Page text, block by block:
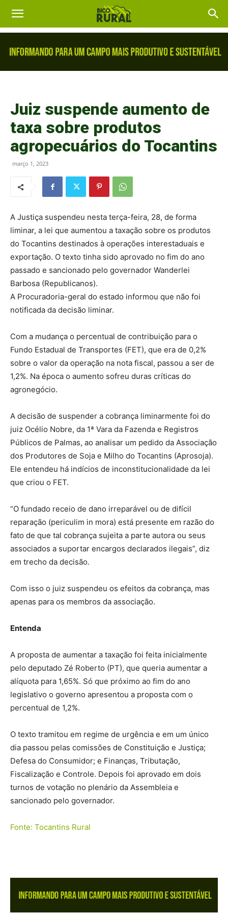
Juiz suspende aumento de
taxa sobre produtos
agropecuários do Tocantins
março 1, 2023
A Justiça suspendeu nesta terça-feira, 28, de forma
liminar, a lei que aumentou a taxação sobre os produtos
do Tocantins destinados à operações interestaduais e
exportação. O texto tinha sido aprovado no fim do ano
passado e sancionado pelo governador Wanderlei
Barbosa (Republicanos).
A Procuradoria-geral do estado informou que não foi
notificada da decisão liminar.
Com a mudança o percentual de contribuição para o
Fundo Estadual de Transportes (FET), que era de 0,2%
sobre o valor da operação na nota fiscal, passou a ser de
1,2%. Na época o aumento sofreu duras críticas do
agronegócio.
A decisão de suspender a cobrança liminarmente foi do
juiz Océlio Nobre, da 1ª Vara da Fazenda e Registros
Públicos de Palmas, ao analisar um pedido da Associação
dos Produtores de Soja e Milho do Tocantins (Aprosoja).
Ele entendeu há indícios de inconstitucionalidade da lei
que criou o FET.
“O fundado receio de dano irreparável ou de difícil
reparação (periculim in mora) está presente em razão do
fato de que tal cobrança sujeita a parte autora ou seus
associados a suportar encargos declarados ilegais”, diz
em trecho da decisão.
Com isso o juiz suspendeu os efeitos da cobrança, mas
apenas para os membros da associação.
Entenda
A proposta de aumentar a taxação foi feita inicialmente
pelo deputado Zé Roberto (PT), que queria aumentar a
alíquota para 1,65%. Só que próximo ao fim do ano
legislativo o governo apresentou a proposta com o
percentual de 1,2%.
O texto tramitou em regime de urgência e em um único
dia passou pelas comissões de Constituição e Justiça;
Defesa do Consumidor; e Finanças, Tributação,
Fiscalização e Controle. Depois foi aprovado em dois
turnos de votação no plenário da Assembleia e
sancionado pelo governador.
Fonte: Tocantins Rural